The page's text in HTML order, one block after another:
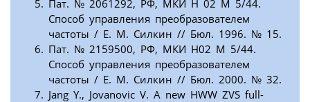
Пат. № 2061292, РФ, МКИ Н 02 М 5/44.
Способ управления преобразователем
частоты / Е. М. Силкин // Бюл. 1996. № 15.
Пат. № 2159500, РФ, МКИ Н02 М 5/44.
Способ управления преобразователем
частоты / Е. М. Силкин // Бюл. 2000. № 32.
Jang Y., Jovanovic V. A new HWW ZVS full-